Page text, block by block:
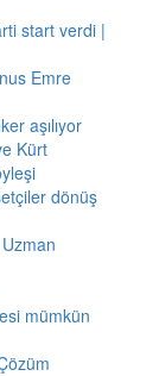
start verdi |
Emre
aşılıyor
Kürt
dönüş
mümkün